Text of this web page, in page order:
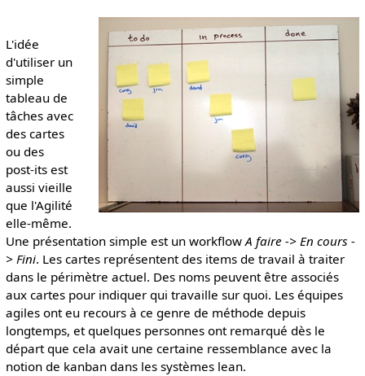
L'idée
d'utiliser un
simple
tableau de
tâches avec
des cartes
ou des
post-its est
aussi vieille
que l'Agilité
elle-même.
Une présentation simple est un workflowA faire -> En cours -
> Fini. Les cartes représentent des items de travail à traiter
dans le périmètre actuel. Des noms peuvent être associés
aux cartes pour indiquer qui travaille sur quoi. Les équipes
agiles ont eu recours à ce genre de méthode depuis
longtemps, et quelques personnes ont remarqué dès le
départ que cela avait une certaine ressemblance avec la
notion de kanban dans les systèmes lean.